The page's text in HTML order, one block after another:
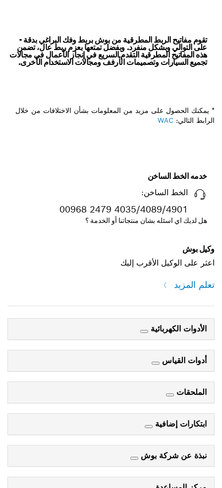
تقوم مفاتيح الربط المطرقية من بوش بربط وفك البراغي بدقة -
على التوالي وبشكل منفرد. وبفضل تمتعها بعزم ربط عال، تضمن
هذه المفاتيح المطرقية التقدم السريع في إنجاز الأعمال في مجالات
تجميع السيارات وتصميمات الأرفف ومجالات الاستخدام الأخرى.
* يمكنك الحصول على مزيد من المعلومات بشأن الاختلافات من خلال
الرابط التالي: WAC
خدمه الخط الساخن
الخط الساخن:
00968 2479 4035/4089/4901
هل لديك اي اسئله بشان منتجاتنا أو الخدمة ؟
وكيل بوش
اعثر على الوكيل الأقرب إليك
تعلم المزيد
الأدوات الكهربائية
أدوات القياس
الملحقات
ابتكارات إضافية
نبذة عن شركة بوش